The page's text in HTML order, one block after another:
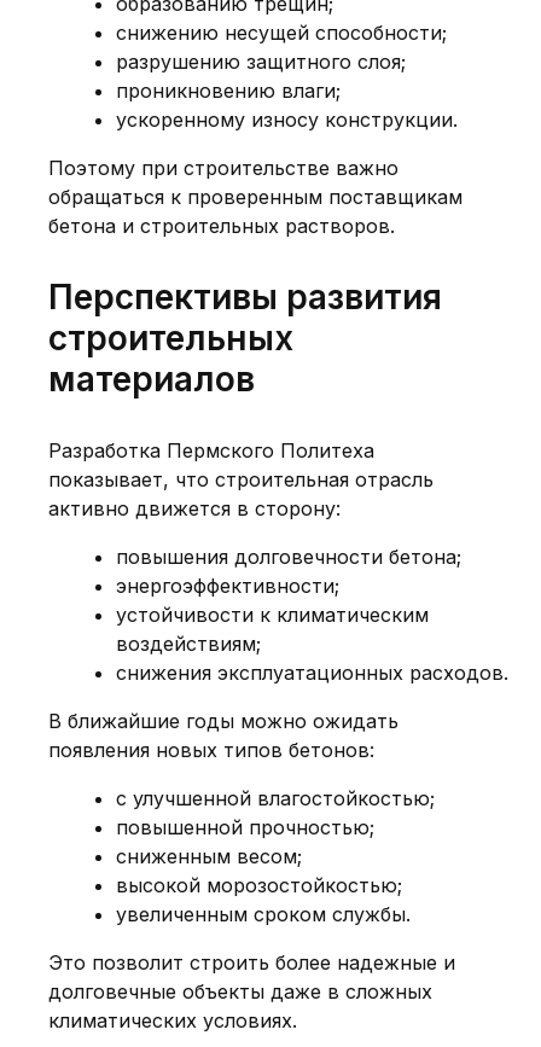
снижению несущей способности;
разрушению защитного слоя;
проникновению влаги;
ускоренному износу конструкции.
Поэтому при строительстве важно
обращаться к проверенным поставщикам
бетона и строительных растворов.
Перспективы развития
строительных
материалов
Разработка Пермского Политеха
показывает, что строительная отрасль
активно движется в сторону:
повышения долговечности бетона;
энергоэффективности;
устойчивости к климатическим
воздействиям;
снижения эксплуатационных расходов.
В ближайшие годы можно ожидать
появления новых типов бетонов:
с улучшенной влагостойкостью;
повышенной прочностью;
сниженным весом;
высокой морозостойкостью;
увеличенным сроком службы.
Это позволит строить более надежные и
долговечные объекты даже в сложных
климатических условиях.